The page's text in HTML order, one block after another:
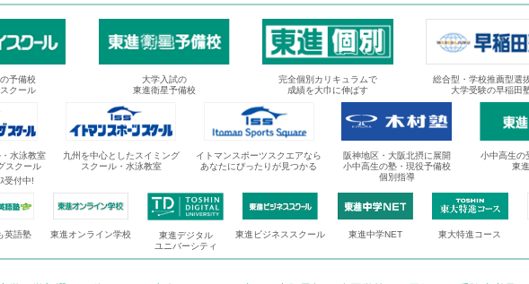
予備校
クール
大学入試の
東進衛星予備校
完全個別カリキュラムで
成績を大巾に伸ばす
総合型・学校推薦型選
大学受験の早稲田
水泳教室
スクール
受付中!
九州を中心としたスイミング
スクール・水泳教室
イトマンスポーツスクエアなら
あなたにぴったりが見つかる
阪神地区・大阪北摂に展開
小中高生の塾・現役予備校
個別指導
小中高生の
東
英語塾 東進オンライン学校
東進デジタル
ユニバーシティ
東進ビジネススクール 東進中学NET 東大特進コース